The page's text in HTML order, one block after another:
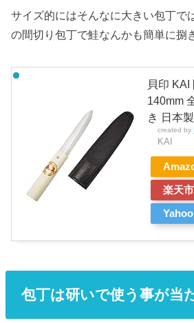
サイズ的にはそんなに大きい包丁で
の間切り包丁で鮭なんかも簡単に捌
貝印 KAI
140mm
き 日本
created by
KAI
楽天
包丁は研いで使う事が当